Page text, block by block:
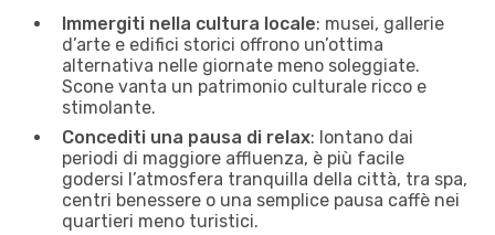
Immergiti nella cultura locale: musei, gallerie
d’arte e edifici storici offrono un’ottima
alternativa nelle giornate meno soleggiate.
Scone vanta un patrimonio culturale ricco e
stimolante.
Concediti una pausa di relax: lontano dai
periodi di maggiore affluenza, è più facile
godersi l’atmosfera tranquilla della città, tra spa,
centri benessere o una semplice pausa caffè nei
quartieri meno turistici.